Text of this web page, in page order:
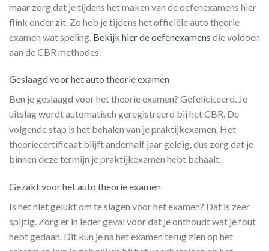
maar zorg dat je tijdens het maken van de oefenexamens hier
flink onder zit. Zo heb je tijdens het officiële auto theorie
examen wat speling. Bekijk hier de oefenexamens die voldoen
aan de CBR methodes.
Geslaagd voor het auto theorie examen
Ben je geslaagd voor het theorie examen? Gefeliciteerd. Je
uitslag wordt automatisch geregistreerd bij het CBR. De
volgende stap is het behalen van je praktijkexamen. Het
theoriecertificaat blijft anderhalf jaar geldig, dus zorg dat je
binnen deze termijn je praktijkexamen hebt behaalt.
Gezakt voor het auto theorie examen
Is het niet gelukt om te slagen voor het examen? Dat is zeer
spijtig. Zorg er in ieder geval voor dat je onthoudt wat je fout
hebt gedaan. Dit kun je na het examen terug zien op het